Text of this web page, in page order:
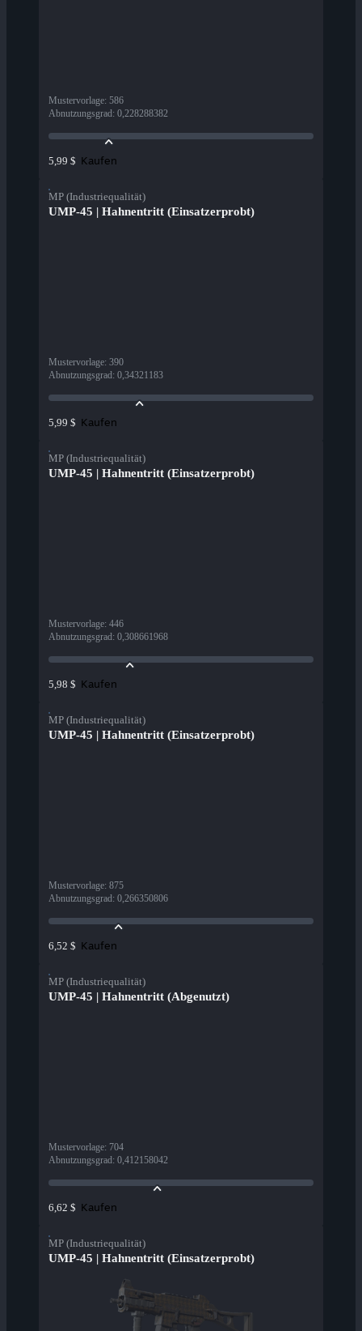
Mustervorlage: 586
Abnutzungsgrad: 0,228288382
5,99 $ Kaufen
MP (Industriequalität)
UMP-45 | Hahnentritt (Einsatzerprobt)
Mustervorlage: 390
Abnutzungsgrad: 0,34321183
5,99 $ Kaufen
MP (Industriequalität)
UMP-45 | Hahnentritt (Einsatzerprobt)
Mustervorlage: 446
Abnutzungsgrad: 0,308661968
5,98 $ Kaufen
MP (Industriequalität)
UMP-45 | Hahnentritt (Einsatzerprobt)
Mustervorlage: 875
Abnutzungsgrad: 0,266350806
6,52 $ Kaufen
MP (Industriequalität)
UMP-45 | Hahnentritt (Abgenutzt)
Mustervorlage: 704
Abnutzungsgrad: 0,412158042
6,62 $ Kaufen
MP (Industriequalität)
UMP-45 | Hahnentritt (Einsatzerprobt)